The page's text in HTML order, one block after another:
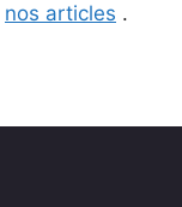
nos articles .